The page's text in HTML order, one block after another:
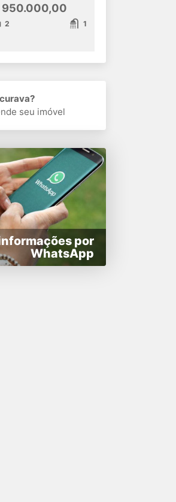
2 1
seu imóvel
por
WhatsApp